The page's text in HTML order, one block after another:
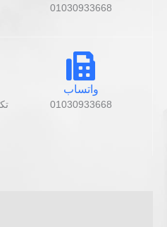
01030933668
واتساب
01030933668